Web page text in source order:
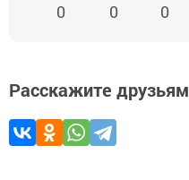
0 0 0
Расскажите друзьям